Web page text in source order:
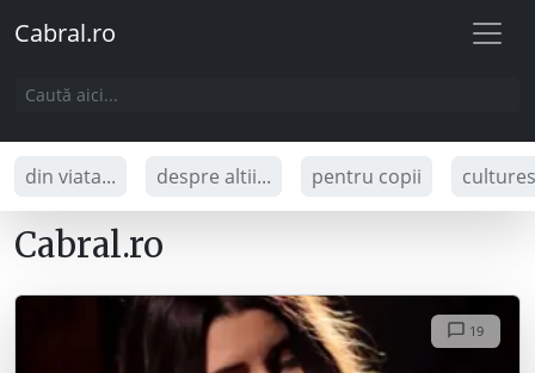
Cabral.ro
din viata... despre altii... pentru copii
Cabral.ro
19